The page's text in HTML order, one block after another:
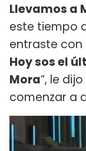
Llevamos a
este tiempo
entraste con
Hoy sos el
Mora”, le
comenzar a